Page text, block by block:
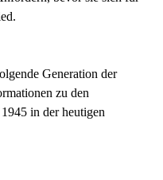
Generation der
zu den
in der heutigen